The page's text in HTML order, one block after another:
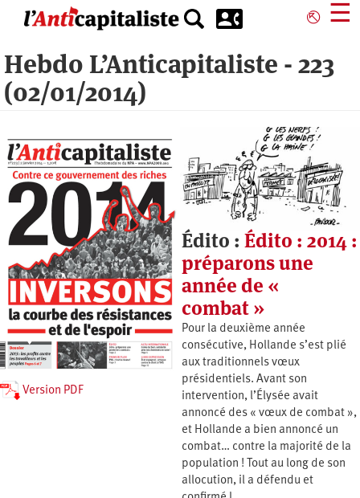
principal
⎋ ☰
Hebdo L’Anticapitaliste - 223
(02/01/2014)
Édito : Édito : 2014 :
préparons une
année de «
combat »
Pour la deuxième année
consécutive, Hollande s’est plié
aux traditionnels vœux
présidentiels. Avant son
intervention, l’Élysée avait
annoncé des « vœux de combat »,
et Hollande a bien annoncé un
combat… contre la majorité de la
population ! Tout au long de son
allocution, il a défendu et
Version PDF